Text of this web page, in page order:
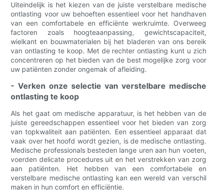
Uiteindelijk is het kiezen van de juiste verstelbare medische
ontlasting voor uw behoeften essentieel voor het handhaven
van een comfortabele en efficiënte werkruimte. Overweeg
factoren zoals hoogteaanpassing, gewichtscapaciteit,
wielkant en bouwmaterialen bij het bladeren van ons bereik
van ontlasting te koop. Met de rechter ontlasting kunt u zich
concentreren op het bieden van de best mogelijke zorg voor
uw patiënten zonder ongemak of afleiding.
- Verken onze selectie van verstelbare medische
ontlasting te koop
Als het gaat om medische apparatuur, is het hebben van de
juiste gereedschappen essentieel voor het bieden van zorg
van topkwaliteit aan patiënten. Een essentieel apparaat dat
vaak over het hoofd wordt gezien, is de medische ontlasting.
Medische professionals besteden lange uren aan hun voeten,
voerden delicate procedures uit en het verstrekken van zorg
aan patiënten. Het hebben van een comfortabele en
verstelbare medische ontlasting kan een wereld van verschil
maken in hun comfort en efficiëntie.